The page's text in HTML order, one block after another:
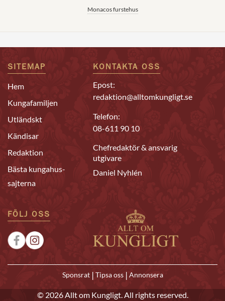
Monacos furstehus
SITEMAP
Hem
Kungafamiljen
Utländskt
Kändisar
Redaktion
Bästa kungahus-
sajterna
KONTAKTA OSS
Epost:
redaktion@alltomkungligt.se
Telefon:
08-611 90 10
Chefredaktör & ansvarig
utgivare
Daniel Nyhlén
FÖLJ OSS
Sponsrat | Tipsa oss | Annonsera
© 2026 Allt om Kungligt. All rights reserved.